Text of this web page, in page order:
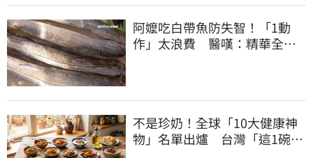
阿嬤吃白帶魚防失智！「1動
作」太浪費 醫嘆：精華全沒
不是珍奶！全球「10大健康神
物」名單出爐 台灣「這1碗」